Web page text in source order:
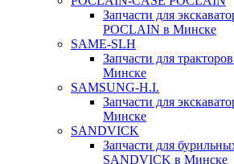
Запчасти для
POCLAIN в Минске
SAME-SLH
Запчасти для
Минске
SAMSUNG-H.I.
Запчасти для
Минске
SANDVICK
Запчасти для
SANDVICK в Минске